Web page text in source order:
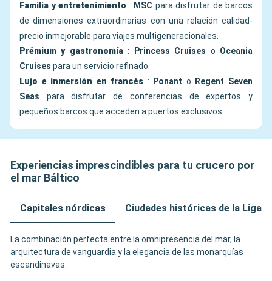
Familia y entretenimiento : MSC para disfrutar de barcos
de dimensiones extraordinarias con una relación calidad-
precio inmejorable para viajes multigeneracionales.
Prémium y gastronomía: Princess Cruises o Oceania
Cruises para un servicio refinado.
Lujo e inmersión en francés : Ponant o
Regent Seven
Seas para disfrutar de conferencias de expertos y
pequeños barcos que acceden a puertos exclusivos.
Experiencias imprescindibles para tu crucero por
el mar Báltico
Capitales nórdicas Ciudades históricas de la Liga
La combinación perfecta entre la omnipresencia del mar, la
arquitectura de vanguardia y la elegancia de las monarquías
escandinavas.